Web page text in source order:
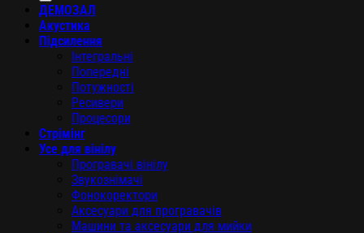
ДЕМОЗАЛ
Акустика
Підсилення
Інтегральні
Попередні
Потужності
Ресивери
Процесори
Стрімінг
Усе для вінілу
Програвачі вінілу
Звукознімачі
Фонокоректори
Аксесуари для програвачів
Машини та аксесуари для мийки